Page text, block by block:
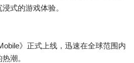
式的游戏体验。
》正式上线，迅速在全球范围内
潮。